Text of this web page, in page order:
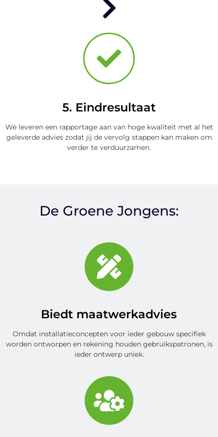
5. Eindresultaat
We leveren een rapportage aan van hoge kwaliteit met al het
geleverde advies zodat jij de vervolg stappen kan maken om
verder te verduurzamen.
De Groene Jongens:
Biedt maatwerkadvies
Omdat installatieconcepten voor ieder gebouw specifiek
worden ontworpen en rekening houden gebruikspatronen, is
ieder ontwerp uniek.